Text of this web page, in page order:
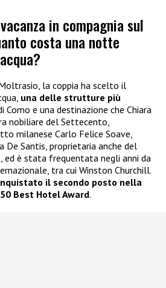
in compagnia sul
costa una notte
la coppia ha scelto il
una delle strutture più
Como e una destinazione che Chiara
nobiliare del Settecento,
milanese Carlo Felice Soave,
Santis, proprietaria anche del
ed è stata frequentata negli anni da
tra cui Winston Churchill.
il secondo posto nella
Best Hotel Award.